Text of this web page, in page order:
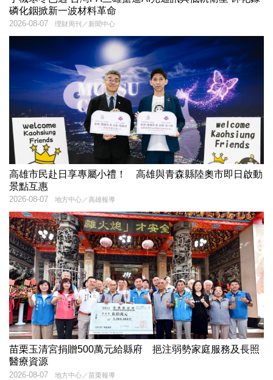
磷化銦掀新一波材料革命
理財周刊／新聞中心
2026-08-07
高雄市民赴日享專屬小禮！ 高雄與青森縣陸奧市即日啟動
景點互惠
地方中心／高雄報導
2026-08-07
苗栗玉清宮捐贈500萬元給縣府 挹注弱勢家庭服務及長照
醫療資源
地方中心／苗栗報導
2026-08-07